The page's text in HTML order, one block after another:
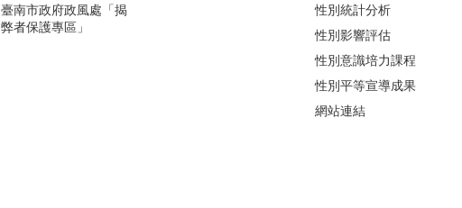
臺南市政府政風處「揭
弊者保護專區」
性別統計分析
性別影響評估
性別意識培力課程
性別平等宣導成果
網站連結